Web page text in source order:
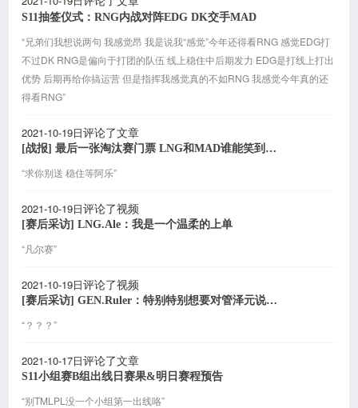
S11抽签仪式：RNG内战对阵EDG DK交手MAD
“兄弟们我想说两句 我感觉昂 我是说我“感觉”今年还得看RNG 感觉EDG打
不过DK RNG是偏向于打团的队伍 线上稳住中后期发力 EDG是打线上打出
优势 后期再给你搞运营 但是指挥我感觉真的不如RNG 我感觉今年真的还
得看RNG”
2021-10-19日评论了文章
[战报] 最后一张淘汰赛门票 LNG和MAD谁能笑到最后
“求你别送 稳住等阿乐”
2021-10-19日评论了视频
[赛后采访] LNG.Ale：我是一个温柔的上单
“凡尔赛”
2021-10-19日评论了视频
[赛后采访] GEN.Ruler：特别特别想要对管泽元说一声感谢
“？？？”
2021-10-17日评论了文章
S11小组赛B组出线日赛果&明日赛程预告
“别TMLPL没一个小组第一出线咯”